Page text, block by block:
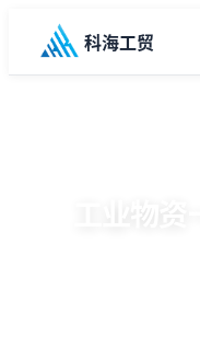
科海工贸